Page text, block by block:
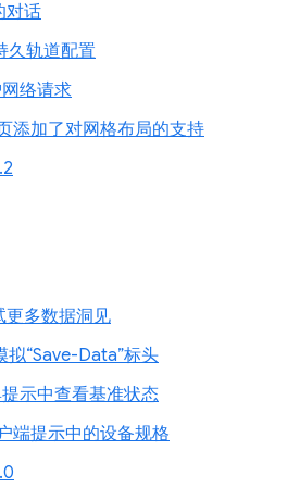
对话
久轨道配置
络请求
添加了对网格布局的支持
更多数据洞见
拟“Save-Data”标头
示中查看基准状态
端提示中的设备规格